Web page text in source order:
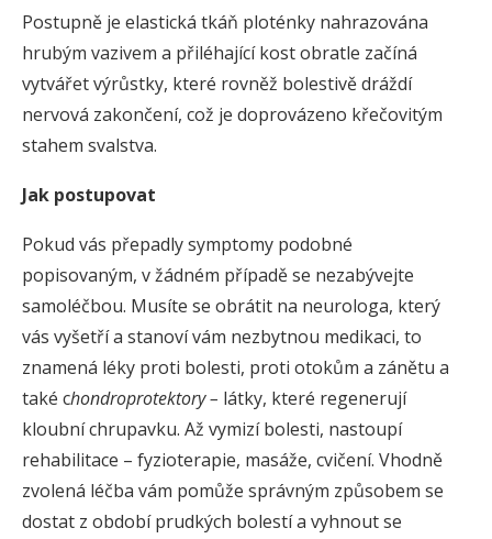
Postupně je elastická tkáň ploténky nahrazována
hrubým vazivem a přiléhající kost obratle začíná
vytvářet výrůstky, které rovněž bolestivě dráždí
nervová zakončení, což je doprovázeno křečovitým
stahem svalstva.
Jak postupovat
Pokud vás přepadly symptomy podobné
popisovaným, v žádném případě se nezabývejte
samoléčbou. Musíte se obrátit na neurologa, který
vás vyšetří a stanoví vám nezbytnou medikaci, to
znamená léky proti bolesti, proti otokům a zánětu a
také chondroprotektory – látky, které regenerují
kloubní chrupavku. Až vymizí bolesti, nastoupí
rehabilitace – fyzioterapie, masáže, cvičení. Vhodně
zvolená léčba vám pomůže správným způsobem se
dostat z období prudkých bolestí a vyhnout se